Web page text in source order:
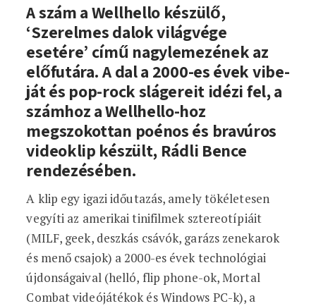
A Wellhello tinikorunk legszebb
A szám a Wellhello készülő,
‘Szerelmes dalok világvége
esetére’ című nagylemezének az
előfutára. A dal a 2000-es évek vibe-
ját és pop-rock slágereit idézi fel, a
számhoz a Wellhello-hoz
megszokottan poénos és bravúros
videoklip készült, Rádli Bence
rendezésében.
A klip egy igazi időutazás, amely tökéletesen
vegyíti az amerikai tinifilmek sztereotípiáit
(MILF, geek, deszkás csávók, garázs zenekarok
és menő csajok) a 2000-es évek technológiai
újdonságaival (helló, flip phone-ok, Mortal
Combat videójátékok és Windows PC-k), a